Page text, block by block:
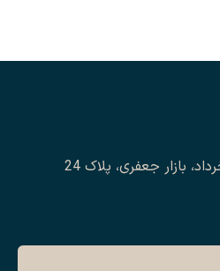
بازار جعفری، پلاک 24